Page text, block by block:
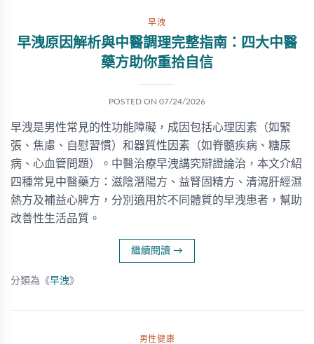
早洩
早洩原因解析與中醫調理完整指南：四大中醫
藥方助你重拾自信
POSTED ON 07/24/2026
早洩是男性常見的性功能障礙，成因包括心理因素（如緊
張、焦慮、自慰習慣）和器質性因素（如脊髓疾病、糖尿
病、心血管問題）。中醫治療早洩講究辯證論治，本文介紹
四種常見中醫藥方：滋陰潛陽方、益腎固精方、清瀉肝經濕
熱方及補益心脾方，分別適用於不同體質的早洩患者，幫助
改善性生活品質。
繼續閱讀 →
分類為《早洩》
男性健康